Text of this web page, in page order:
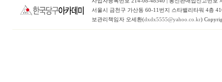
서울시 금천구 가산동 60-11번지 스타밸리타워 4층
보관리책임자 오세환(dxdx5555@yahoo.co.kr)